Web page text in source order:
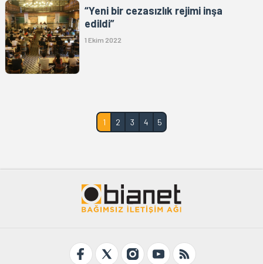
“Yeni bir cezasızlık rejimi inşa
edildi”
1 Ekim 2022
1 2 3 4 5